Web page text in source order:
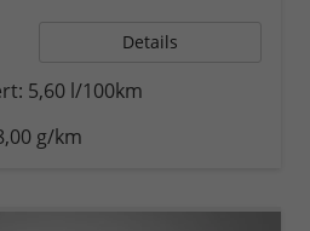
Details
5,60 l/100km
g/km